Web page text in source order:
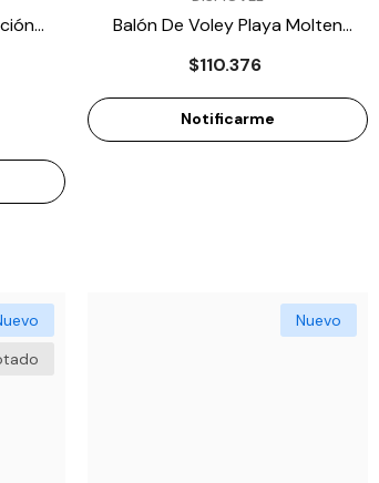
Guante De Arquero
MG018AF- Rojo
F5U1510
Balón De Voley Playa Molten
MS500-DOTS
$110.376
Notificarme
Nuevo